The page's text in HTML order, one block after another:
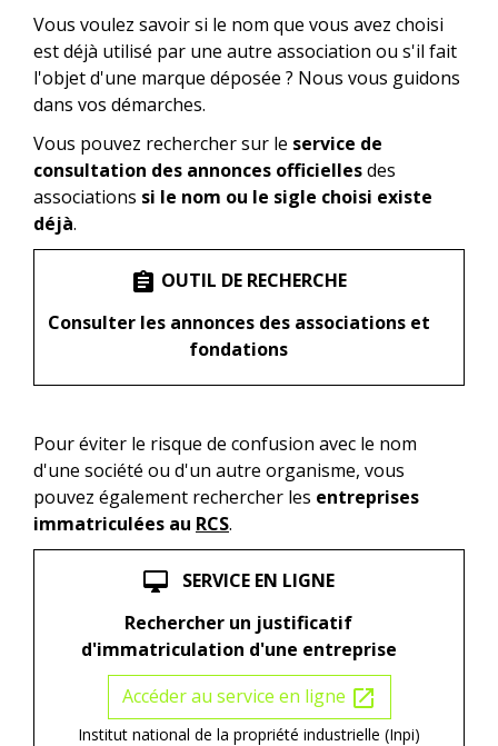
Vous voulez savoir si le nom que vous avez choisi
est déjà utilisé par une autre association ou s'il fait
l'objet d'une marque déposée ? Nous vous guidons
dans vos démarches.
Vous pouvez rechercher sur le service de
consultation des annonces officiellesdes
associations si le nom ou le sigle choisi existe
déjà.
assignment OUTIL DE RECHERCHE
Consulter les annonces des associations et
fondations
Pour éviter le risque de confusion avec le nom
d'une société ou d'un autre organisme, vous
pouvez également rechercher les entreprises
immatriculées au RCS.
desktop_mac
SERVICE EN LIGNE
Rechercher un justificatif
d'immatriculation d'une entreprise
Accéder au service en ligne open_in_new
Institut national de la propriété industrielle (Inpi)